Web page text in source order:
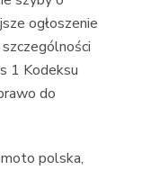
ogłoszenie
1 Kodeksu
do
polska,